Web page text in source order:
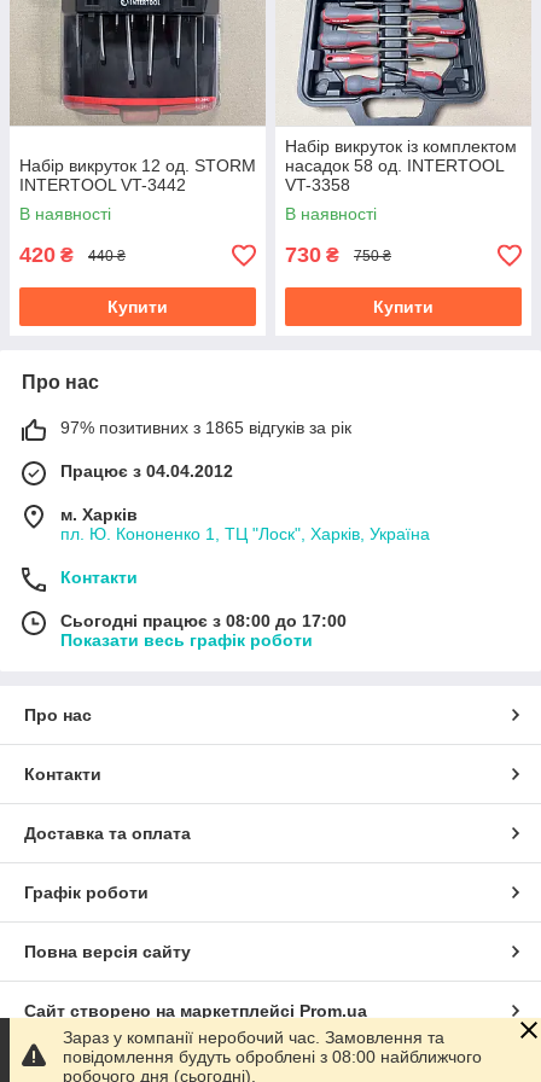
Набір викруток 12 од. STORM
INTERTOOL VT-3442
В наявності
420 ₴ 440 ₴
Купити
Набір викруток із комплектом
насадок 58 од. INTERTOOL
VT-3358
В наявності
730 ₴ 750 ₴
Купити
Про нас
97% позитивних з 1865 відгуків за рік
Працює з 04.04.2012
м. Харків
пл. Ю. Кононенко 1, ТЦ "Лоск", Харків, Україна
Контакти
Сьогодні працює з 08:00 до 17:00
Показати весь графік роботи
Про нас
Контакти
Доставка та оплата
Графік роботи
Повна версія сайту
Сайт створено на маркетплейсі Prom.ua
Політика конфіденційності
Зараз у компанії неробочий час. Замовлення та
повідомлення будуть оброблені з 08:00 найближчого
робочого дня (сьогодні).